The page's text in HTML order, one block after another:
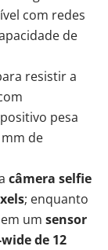
com redes
de
resistir a
pesa
de
câmera selfie
; enquanto
um sensor
de 12